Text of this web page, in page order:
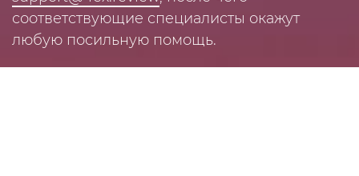
соответствующие специалисты окажут
любую посильную помощь.